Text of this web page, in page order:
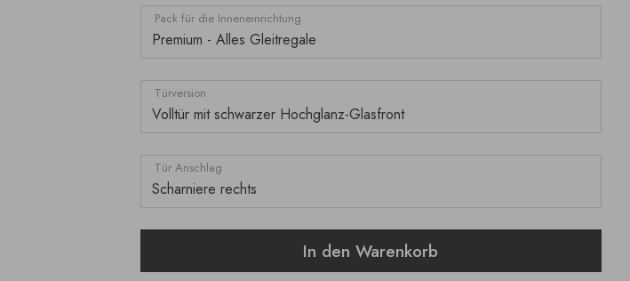
Pack für die Inneneinrichtung
Türversion
Tür Anschlag
In den Warenkorb